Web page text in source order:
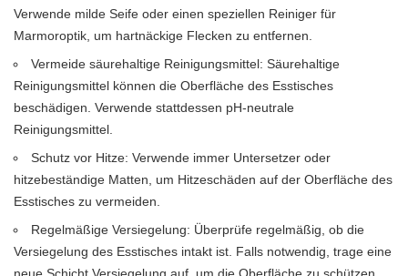
Verwende milde Seife oder einen speziellen Reiniger für
Marmoroptik, um hartnäckige Flecken zu entfernen.
Vermeide säurehaltige Reinigungsmittel: Säurehaltige
Reinigungsmittel können die Oberfläche des Esstisches
beschädigen. Verwende stattdessen pH-neutrale
Reinigungsmittel.
Schutz vor Hitze: Verwende immer Untersetzer oder
hitzebeständige Matten, um Hitzeschäden auf der Oberfläche des
Esstisches zu vermeiden.
Regelmäßige Versiegelung: Überprüfe regelmäßig, ob die
Versiegelung des Esstisches intakt ist. Falls notwendig, trage eine
neue Schicht Versiegelung auf, um die Oberfläche zu schützen.